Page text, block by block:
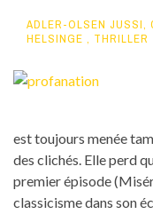
ADLER-OLSEN JUSSI,
HELSINGE , THRILLER
est toujours menée
des clichés. Elle perd
premier épisode
classicisme dans son